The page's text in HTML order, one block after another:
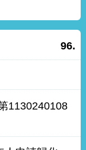
96.
1130240108